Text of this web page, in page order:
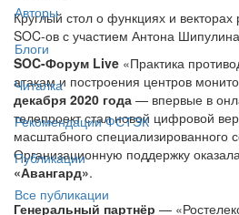
Авторы
Блоги
Читалка
Рекомендации ФСТЭК
Публикации
Все публикации
Круглый стол о функциях и
SOC-ов с участием Антона
SOC-Форум Live «Практика
атакам и построения центров
декабря 2020 года — впервые в
телепроект стал новой цифровой
масштабного специализированного
Организационную поддержку оказала
«Авангард».
Генеральный партнёр —